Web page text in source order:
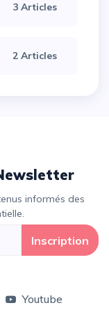
3 Articles
2 Articles
Inscription
Youtube